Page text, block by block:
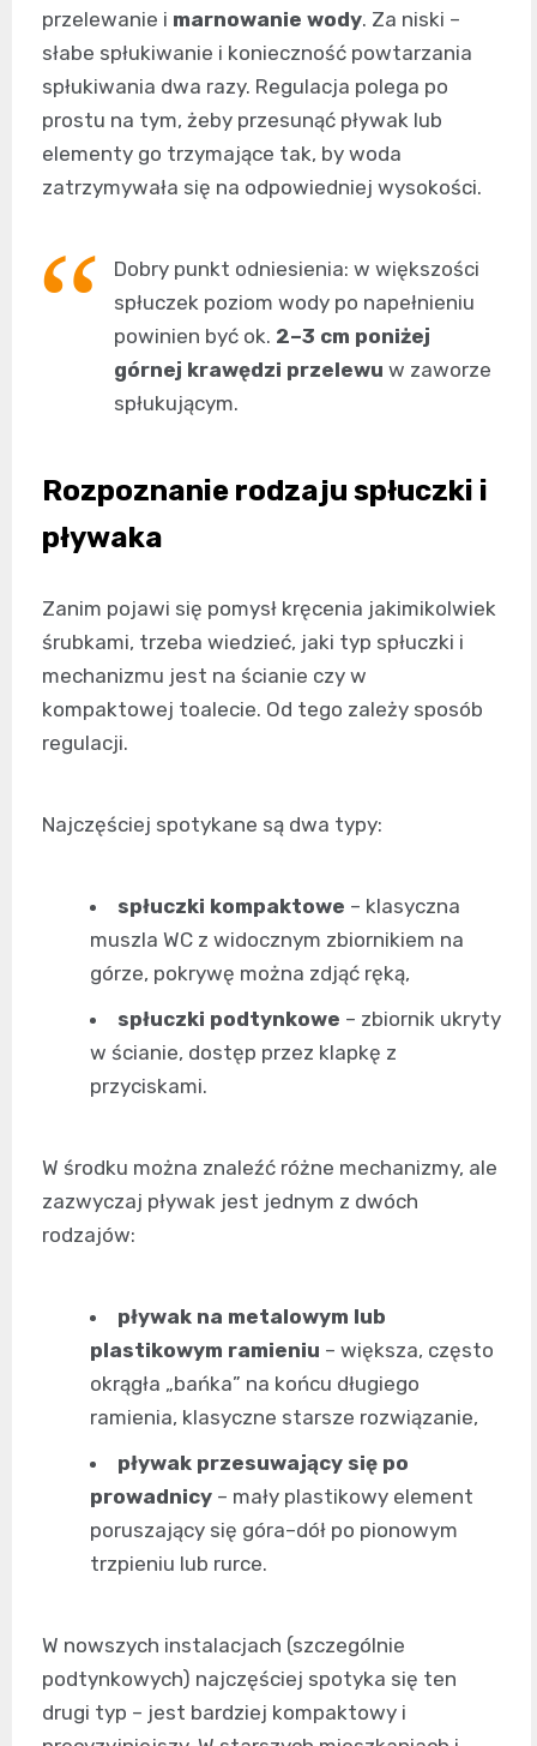
przelewanie i marnowanie wody. Za niski –
słabe spłukiwanie i konieczność powtarzania
spłukiwania dwa razy. Regulacja polega po
prostu na tym, żeby przesunąć pływak lub
elementy go trzymające tak, by woda
zatrzymywała się na odpowiedniej wysokości.
Dobry punkt odniesienia: w większości
spłuczek poziom wody po napełnieniu
powinien być ok. 2–3 cm poniżej
górnej krawędzi przelewu w zaworze
spłukującym.
Rozpoznanie rodzaju spłuczki i
pływaka
Zanim pojawi się pomysł kręcenia jakimikolwiek
śrubkami, trzeba wiedzieć, jaki typ spłuczki i
mechanizmu jest na ścianie czy w
kompaktowej toalecie. Od tego zależy sposób
regulacji.
Najczęściej spotykane są dwa typy:
spłuczki kompaktowe – klasyczna
muszla WC z widocznym zbiornikiem na
górze, pokrywę można zdjąć ręką,
spłuczki podtynkowe – zbiornik ukryty
w ścianie, dostęp przez klapkę z
przyciskami.
W środku można znaleźć różne mechanizmy, ale
zazwyczaj pływak jest jednym z dwóch
rodzajów:
pływak na metalowym lub
plastikowym ramieniu – większa, często
okrągła „bańka” na końcu długiego
ramienia, klasyczne starsze rozwiązanie,
pływak przesuwający się po
prowadnicy – mały plastikowy element
poruszający się góra–dół po pionowym
trzpieniu lub rurce.
W nowszych instalacjach (szczególnie
podtynkowych) najczęściej spotyka się ten
drugi typ – jest bardziej kompaktowy i